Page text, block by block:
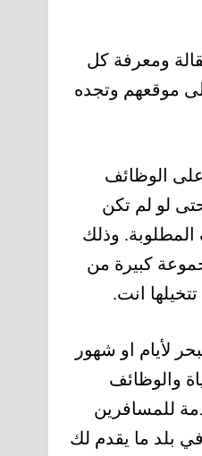
ومعرفة كل
موقعهم وتجده
الوظائف
حتى لو لم تكن
وذلك
كبيرة من
انت.
لأيام او شهور
والوظائف
للمسافرين
بلد ما يقدم لك